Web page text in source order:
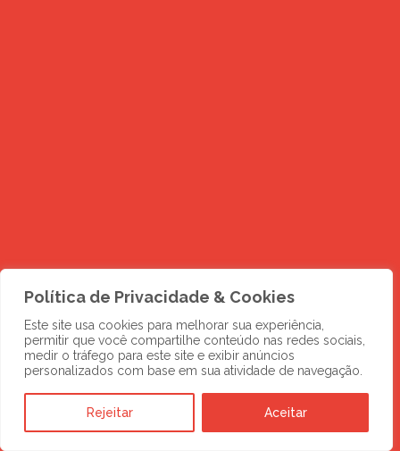
Política de Privacidade & Cookies
Este site usa cookies para melhorar sua experiência,
permitir que você compartilhe conteúdo nas redes sociais,
medir o tráfego para este site e exibir anúncios
personalizados com base em sua atividade de navegação.
Rejeitar Aceitar